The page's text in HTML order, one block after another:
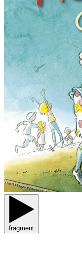
fragment